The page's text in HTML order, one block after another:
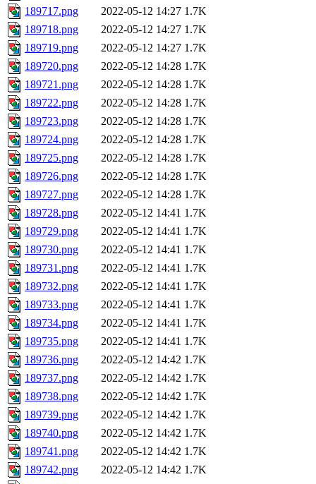
189717.png
2022-05-12 14:27 1.7K
189718.png
2022-05-12 14:27 1.7K
189719.png
2022-05-12 14:27 1.7K
189720.png
2022-05-12 14:28 1.7K
189721.png
2022-05-12 14:28 1.7K
189722.png
2022-05-12 14:28 1.7K
189723.png
2022-05-12 14:28 1.7K
189724.png
2022-05-12 14:28 1.7K
189725.png
2022-05-12 14:28 1.7K
189726.png
2022-05-12 14:28 1.7K
189727.png
2022-05-12 14:28 1.7K
189728.png
2022-05-12 14:41 1.7K
189729.png
2022-05-12 14:41 1.7K
189730.png
2022-05-12 14:41 1.7K
189731.png
2022-05-12 14:41 1.7K
189732.png
2022-05-12 14:41 1.7K
189733.png
2022-05-12 14:41 1.7K
189734.png
2022-05-12 14:41 1.7K
189735.png
2022-05-12 14:41 1.7K
189736.png
2022-05-12 14:42 1.7K
189737.png
2022-05-12 14:42 1.7K
189738.png
2022-05-12 14:42 1.7K
189739.png
2022-05-12 14:42 1.7K
189740.png
2022-05-12 14:42 1.7K
189741.png
2022-05-12 14:42 1.7K
189742.png
2022-05-12 14:42 1.7K